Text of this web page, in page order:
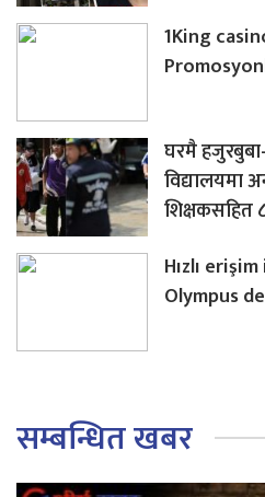
1King
घरमै
विद्यालयमा
शिक्षकसहित
Hızlı
Olympus
सम्बन्धित खबर